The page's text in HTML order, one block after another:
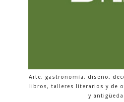
Arte, gastronomía, diseño,
libros, talleres literarios y de
y